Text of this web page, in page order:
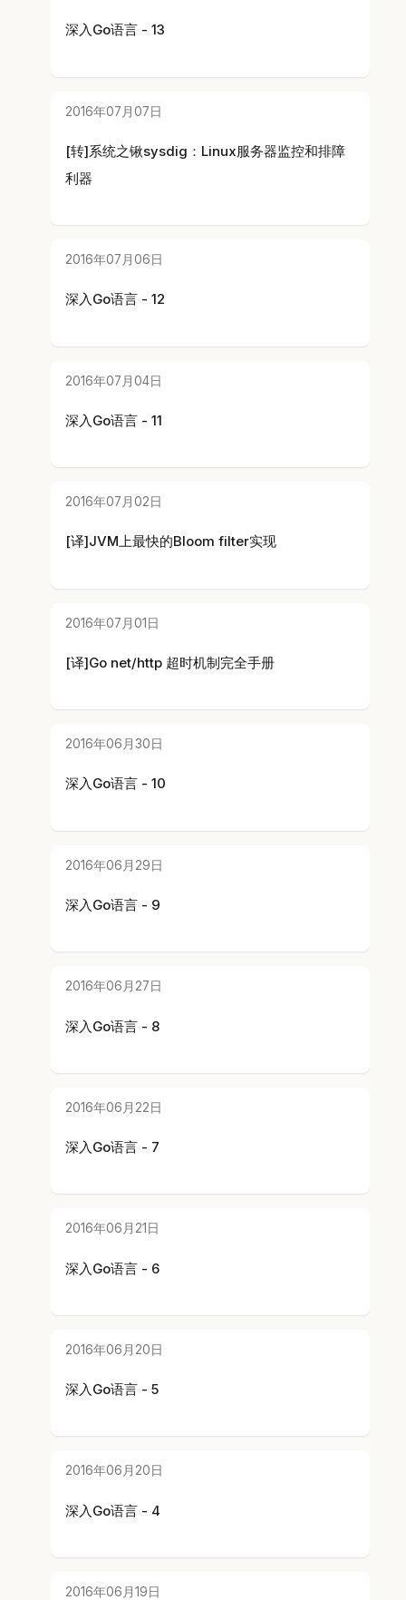
深入Go语言 - 13
2016年07月07日
[转]系统之锹sysdig：Linux服务器监控和排障
利器
2016年07月06日
深入Go语言 - 12
2016年07月04日
深入Go语言 - 11
2016年07月02日
[译]JVM上最快的Bloom filter实现
2016年07月01日
[译]Go net/http 超时机制完全手册
2016年06月30日
深入Go语言 - 10
2016年06月29日
深入Go语言 - 9
2016年06月27日
深入Go语言 - 8
2016年06月22日
深入Go语言 - 7
2016年06月21日
深入Go语言 - 6
2016年06月20日
深入Go语言 - 5
2016年06月20日
深入Go语言 - 4
2016年06月19日